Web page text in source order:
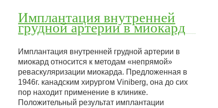
Имплантация внутренней
грудной артерии в миокард
Имплантация внутренней грудной артерии в
миокард относится к методам «непрямой»
реваскуляризации миокарда. Предложенная в
1946г. канадским хирургом Viniberg, она до сих
пор находит применение в клинике.
Положительный результат имплантации